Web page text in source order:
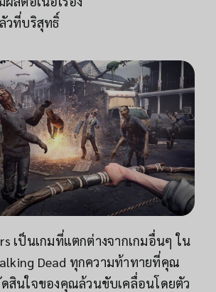
วที่บริสุทธิ์
เป็นเกมที่แตกต่างจากเกมอื่นๆ ใน
Dead ทุกความท้าทายที่คุณ
สินใจของคุณล้วนขับเคลื่อนโดยตัว